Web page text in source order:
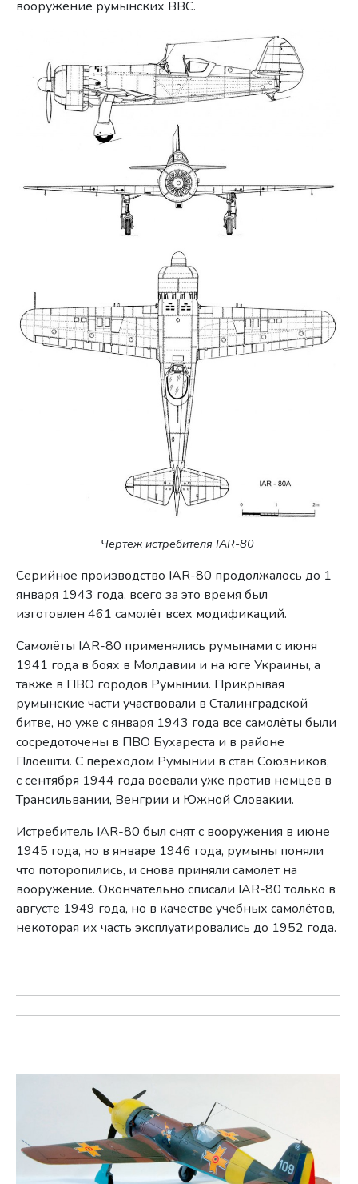
вооружение румынских ВВС.
Чертеж истребителя IAR-80
Серийное производство IAR-80 продолжалось до 1
января 1943 года, всего за это время был
изготовлен 461 самолёт всех модификаций.
Самолёты IAR-80 применялись румынами с июня
1941 года в боях в Молдавии и на юге Украины, а
также в ПВО городов Румынии. Прикрывая
румынские части участвовали в Сталинградской
битве, но уже с января 1943 года все самолёты были
сосредоточены в ПВО Бухареста и в районе
Плоешти. С переходом Румынии в стан Союзников,
с сентября 1944 года воевали уже против немцев в
Трансильвании, Венгрии и Южной Словакии.
Истребитель IAR-80 был снят с вооружения в июне
1945 года, но в январе 1946 года, румыны поняли
что поторопились, и снова приняли самолет на
вооружение. Окончательно списали IAR-80 только в
августе 1949 года, но в качестве учебных самолётов,
некоторая их часть эксплуатировались до 1952 года.